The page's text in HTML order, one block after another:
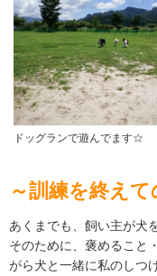
ドッグランで遊んでます☆
～訓練を終えて
あくまでも、飼い主が犬
そのために、褒めること
がら犬と一緒に私のしつ